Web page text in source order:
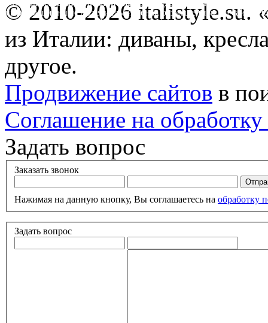
* Обращаем ваше внимание на то, что данный интернет-сайт
информационные материалы и цены, размещенные на сайте,
Гражданского кодекса РФ.
© 2010-2026 italistyle.su.
из Италии: диваны,
другое.
Продвижение сайтов в
Соглашение на
Задать вопрос
Заказать звонок
Нажимая на данную кнопку, Вы соглашаетесь на обработку
Задать вопрос